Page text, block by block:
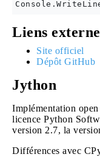
Liens
Site officiel
Dépôt GitHub
Jython
Implémentation
licence Python
version 2.7, la
Différences avec